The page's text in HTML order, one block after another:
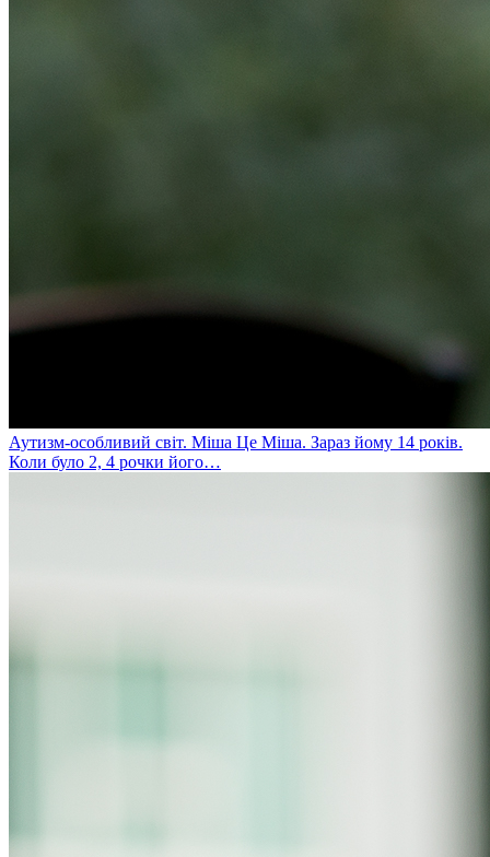
Аутизм-особливий світ. Міша Це Міша. Зараз йому 14 років.
Коли було 2, 4 рочки його…